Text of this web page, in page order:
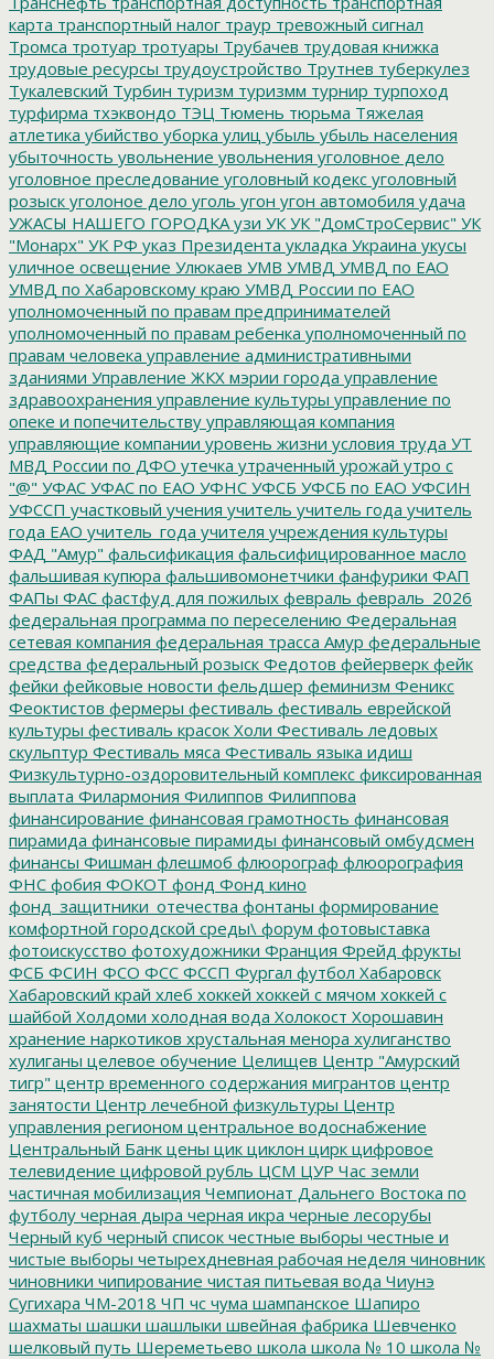
карта транспортный налог траур тревожный сигнал
Тромса тротуар тротуары Трубачев трудовая книжка
трудовые ресурсы трудоустройство Трутнев туберкулез
Тукалевский Турбин туризм туризмм турнир турпоход
турфирма тхэквондо ТЭЦ Тюмень тюрьма Тяжелая
атлетика убийство уборка улиц убыль убыль населения
убыточность увольнение увольнения уголовное дело
уголовное преследование уголовный кодекс уголовный
розыск уголоное дело уголь угон угон автомобиля удача
УЖАСЫ НАШЕГО ГОРОДКА узи УК УК "ДомСтроСервис" УК
"Монарх" УК РФ указ Президента укладка Украина укусы
уличное освещение Улюкаев УМВ УМВД УМВД по ЕАО
УМВД по Хабаровскому краю УМВД России по ЕАО
уполномоченный по правам предпринимателей
уполномоченный по правам ребенка уполномоченный по
правам человека управление административными
зданиями Управление ЖКХ мэрии города управление
здравоохранения управление культуры управление по
опеке и попечительству управляющая компания
управляющие компании уровень жизни условия труда УТ
МВД России по ДФО утечка утраченный урожай утро с
"@" УФАС УФАС по ЕАО УФНС УФСБ УФСБ по ЕАО УФСИН
УФССП участковый учения учитель учитель года учитель
года ЕАО учитель_года учителя учреждения культуры
ФАД "Амур" фальсификация фальсифицированное масло
фальшивая купюра фальшивомонетчики фанфурики ФАП
ФАПы ФАС фастфуд для пожилых февраль февраль_2026
федеральная программа по переселению Федеральная
сетевая компания федеральная трасса Амур федеральные
средства федеральный розыск Федотов фейерверк фейк
фейки фейковые новости фельдшер феминизм Феникс
Феоктистов фермеры фестиваль фестиваль еврейской
культуры фестиваль красок Холи Фестиваль ледовых
скульптур Фестиваль мяса Фестиваль языка идиш
Физкультурно-оздоровительный комплекс фиксированная
выплата Филармония Филиппов Филиппова
финансирование финансовая грамотность финансовая
пирамида финансовые пирамиды финансовый омбудсмен
финансы Фишман флешмоб флюорограф флюорография
ФНС фобия ФОКОТ фонд Фонд кино
фонд_защитники_отечества фонтаны формирование
комфортной городской среды\ форум фотовыставка
фотоискусство фотохудожники Франция Фрейд фрукты
ФСБ ФСИН ФСО ФСС ФССП Фургал футбол Хабаровск
Хабаровский край хлеб хоккей хоккей с мячом хоккей с
шайбой Холдоми холодная вода Холокост Хорошавин
хранение наркотиков хрустальная менора хулиганство
хулиганы целевое обучение Целищев Центр "Амурский
тигр" центр временного содержания мигрантов центр
занятости Центр лечебной физкультуры Центр
управления регионом центральное водоснабжение
Центральный Банк цены цик циклон цирк цифровое
телевидение цифровой рубль ЦСМ ЦУР Час земли
частичная мобилизация Чемпионат Дальнего Востока по
футболу черная дыра черная икра черные лесорубы
Черный куб черный список честные выборы честные и
чистые выборы четырехдневная рабочая неделя чиновник
чиновники чипирование чистая питьевая вода Чиунэ
Сугихара ЧМ-2018 ЧП чс чума шампанское Шапиро
шахматы шашки шашлыки швейная фабрика Шевченко
шелковый путь Шереметьево школа школа № 10 школа №